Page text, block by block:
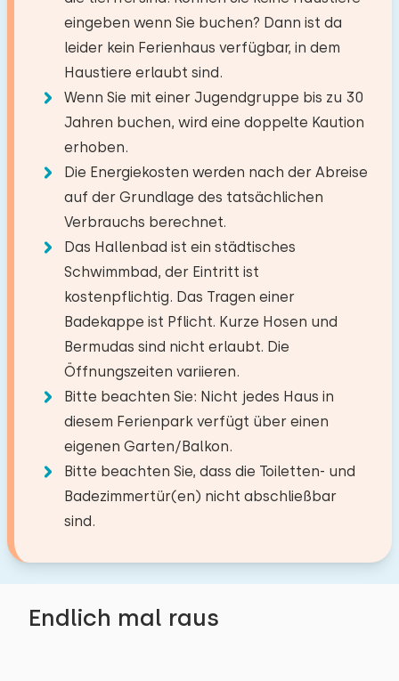
Endlich mal raus
Haus beträgt 8.Sie können zusätzliche Babys
mitbringen (1).
Anzahl der Erwachsene − +
Anzahl der Kinder − +
Anzahl der Babys −
−
Löschen
eingeben wenn Sie buchen? Dann ist da
leider kein Ferienhaus verfügbar, in dem
Haustiere erlaubt sind.
Wenn Sie mit einer Jugendgruppe bis zu 30
Jahren buchen, wird eine doppelte Kaution
erhoben.
Die Energiekosten werden nach der Abreise
auf der Grundlage des tatsächlichen
Verbrauchs berechnet.
Das Hallenbad ist ein städtisches
Schwimmbad, der Eintritt ist
kostenpflichtig. Das Tragen einer
Badekappe ist Pflicht. Kurze Hosen und
Bermudas sind nicht erlaubt. Die
Öffnungszeiten variieren.
Bitte beachten Sie: Nicht jedes Haus in
diesem Ferienpark verfügt über einen
eigenen Garten/Balkon.
Bitte beachten Sie, dass die Toiletten- und
Badezimmertür(en) nicht abschließbar
sind.
Wohnzimmer
Deutsche Fernsehsender
Feuerplatz
Küche
Kombi Backofen/Mikrowelle
Geschirrspüler
Kühlschrank mit Gefrierfach
Filter Kaffeemaschine
Nespresso
Wasserkocher
Draußen
Gartenmöbel
Wellness-Einrichtungen
Schlafzimmer
Boden:
1. Stock
Schlafplätze: 2
Bett: Einzel
Bettdecke(n): Einzelbettdecke
Schlafzimmer
Boden:
1. Stock
Schlafplätze: 2
Bett: Etagenbett
Bettdecke(n): Einzelbettdecke
Badewanne mit Sprudelfunktion
Dusche im Bad
Badezimmer
Boden:
1. Stock
Waschen-Handbassin
Toilet
DuschKabine
Toilettenraum
Toiletten:1
Golfplatz
4,8 km
Nationalpark
34,0 km
Vergnügungspark
Zugbahnhof
4,0 km
Aktivitäten in der
Umgebung
Kanu fahren
Reiten
Spazieren
Rad fahren
Schwimmen
abgerechnet werden. Dies hätte man vorher
kommunizieren können. Ansonsten haben wir
uns sehr wohl gefühlt und das Ferienhaus war
wunderbar geräumig.
Juli 2024
Johan Lamaire
Unser Haus war in Ordnung, wir waren auch mit
dem Empfang, der guten Erklärung und der
guten Lage sehr zufrieden
Juli 2023
Patrick van den Abeelen